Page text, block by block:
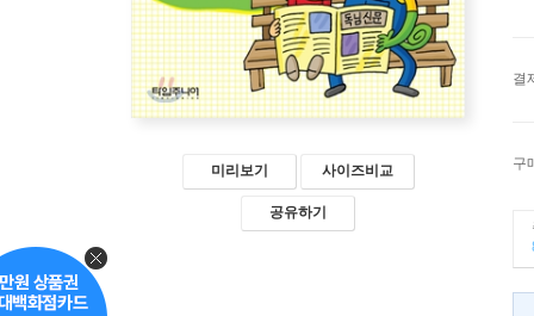
미리보기 사이즈비교
공유하기
결
구